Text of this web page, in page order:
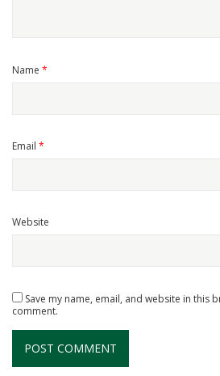
Name *
Email *
Website
Save my name, email, and website in this
comment.